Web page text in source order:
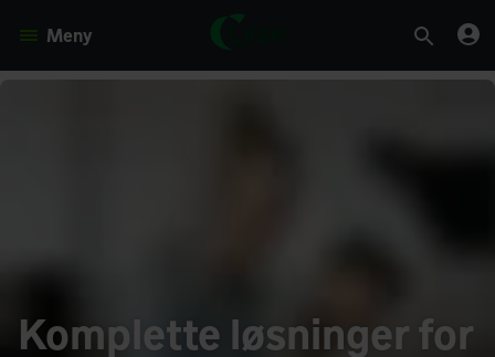
Meny
Komplette løsninger for